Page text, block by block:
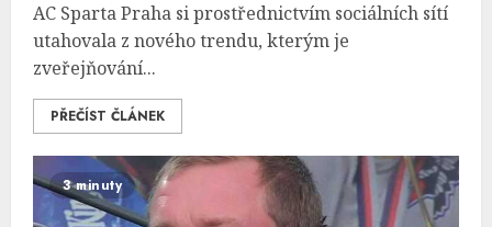
AC Sparta Praha si prostřednictvím sociálních sítí
utahovala z nového trendu, kterým je
zveřejňování...
PŘEČÍST ČLÁNEK
3 minuty